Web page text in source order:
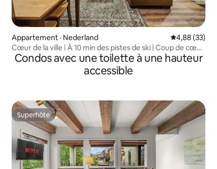
Appartement · Nederland Note
4,88 (33)
Cœur de la ville | À 10 min des pistes de ski | Coup de cœur
des habitants
Condos avec une toilette à une hauteur
accessible
Superhôte
Superhôte